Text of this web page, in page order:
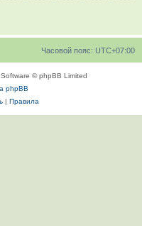
Часовой пояс: UTC+07:00
© phpBB Limited
phpBB
| Правила